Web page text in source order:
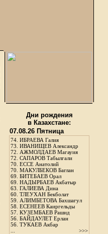
Дни рождения
в Казахстане:
07.08.26 Пятница
74. ИБРАЕВА Галия
73. ИВАНИЩЕВ Александр
72. АЖМОЛДАЕВ Магауия
72. САПАРОВ Табылгали
70. ЕССЕ Анатолий
70. МАКУЛБЕКОВ Баглан
69. БИТЕБАЕВ Орал
69. НАДЫРБАЕВ Акбатыр
63. ГАЛИЕВА Дина
60. ТЛЕУХАН Бекболат
59. АЛИМБЕТОВА Бахшагул
58. ЕСЕНЕЕВ Каиргельды
57. КУЗЕМБАЕВ Рашид
56. БАЙДАУЛЕТ Ерлан
56. ТУКАЕВ Акбар
>>>